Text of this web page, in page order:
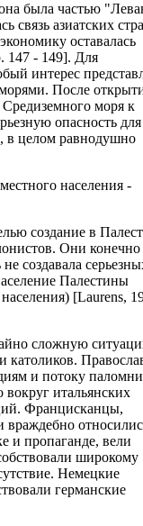
была частью
связь азиатских
оставалась
147 - 149]. Для
интерес
После
Средиземного моря к
опасность для
в целом равнодушно
населения -
создание в
Они
создавала
Палестины
[Laurens,
сложную
католиков.
и потоку
вокруг итальянских
Францисканцы,
и пропаганде, вели
широкому
Немецкие
германские